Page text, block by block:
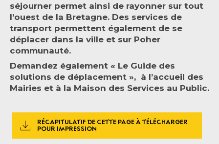
séjourner permet ainsi de rayonner sur tout
l’ouest de la Bretagne. Des services de
transport permettent également de se
déplacer dans la ville et sur Poher
communauté.
Demandez également « Le Guide des
solutions de déplacement », à l’accueil des
Mairies et à la Maison des Services au Public.
RÉCAPITULATIF DE CETTE PAGE À TÉLÉCHARGER
POUR IMPRESSION